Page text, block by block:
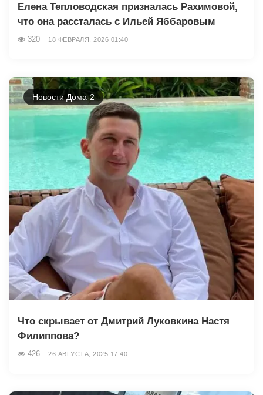
Елена Тепловодская призналась Рахимовой,
что она рассталась с Ильей Яббаровым
320 18 ФЕВРАЛЯ, 2026 01:40
Новости Дома-2
Что скрывает от Дмитрий Луковкина Настя
Филиппова?
426 26 АВГУСТА, 2025 17:40